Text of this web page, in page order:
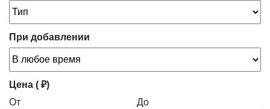
При добавлении
Цена ( ₽)
От
До